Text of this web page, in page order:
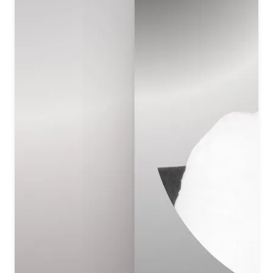
You alone understand the language of my heart,